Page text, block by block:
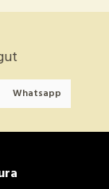
Whatsapp